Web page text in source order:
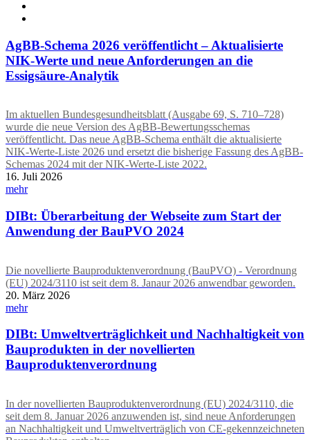
AgBB-Schema 2026 veröffentlicht – Aktualisierte
NIK-Werte und neue Anforderungen an die
Essigsäure-Analytik
Im aktuellen Bundesgesundheitsblatt (Ausgabe 69, S. 710–728)
wurde die neue Version des AgBB-Bewertungsschemas
veröffentlicht. Das neue AgBB-Schema enthält die aktualisierte
NIK-Werte-Liste 2026 und ersetzt die bisherige Fassung des AgBB-
Schemas 2024 mit der NIK-Werte-Liste 2022.
16. Juli 2026
mehr
DIBt: Überarbeitung der Webseite zum Start der
Anwendung der BauPVO 2024
Die novellierte Bauproduktenverordnung (BauPVO) - Verordnung
(EU) 2024/3110 ist seit dem 8. Janaur 2026 anwendbar geworden.
20. März 2026
mehr
DIBt: Umweltverträglichkeit und Nachhaltigkeit von
Bauprodukten in der novellierten
Bauproduktenverordnung
In der novellierten Bauproduktenverordnung (EU) 2024/3110, die
seit dem 8. Januar 2026 anzuwenden ist, sind neue Anforderungen
an Nachhaltigkeit und Umweltverträglich von CE-gekennzeichneten